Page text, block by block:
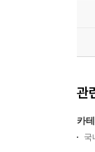
관
카
국